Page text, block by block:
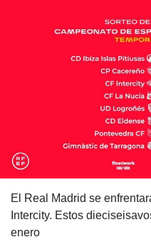
El Real Madrid se
Intercity. Estos
enero